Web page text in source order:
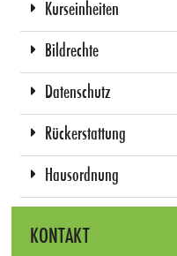
Kurseinheiten
Bildrechte
Datenschutz
Rückerstattung
Hausordnung
KONTAKT